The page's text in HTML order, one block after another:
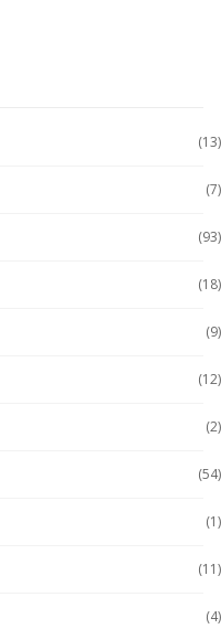
(13)
(7)
(93)
(18)
(9)
(12)
(2)
(54)
(1)
(11)
(4)